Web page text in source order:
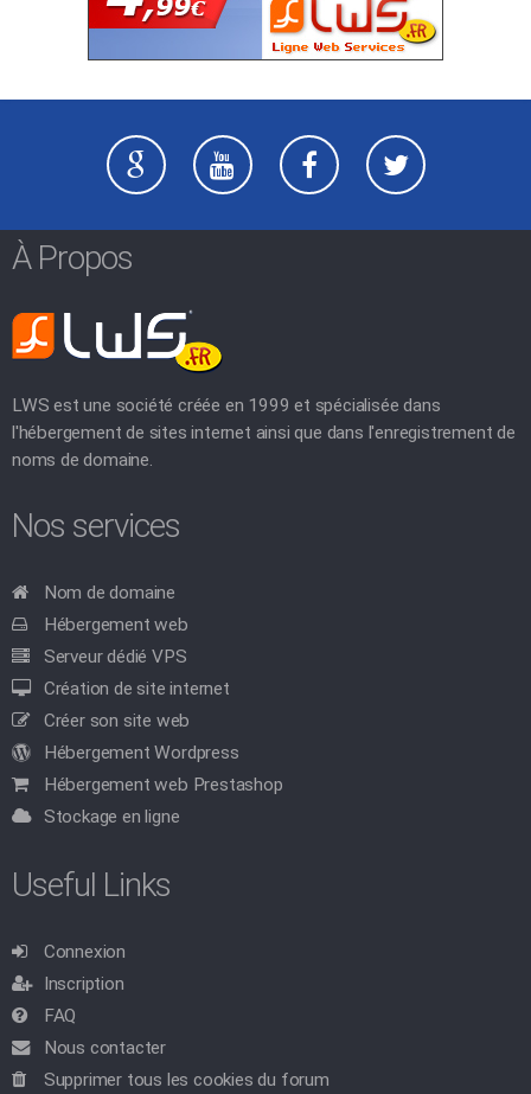
À Propos
LWS est une société créée en 1999 et spécialisée dans
l'hébergement de sites internet ainsi que dans l'enregistrement de
noms de domaine.
Nos services
Nom de domaine
Hébergement web
Serveur dédié VPS
Création de site internet
Créer son site web
Hébergement Wordpress
Hébergement web Prestashop
Stockage en ligne
Useful Links
Connexion
Inscription
FAQ
Nous contacter
Supprimer tous les cookies du forum